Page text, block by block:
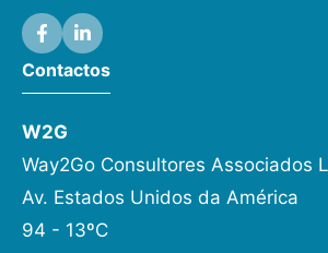
Contactos
W2G
Way2Go Consultores Associados
Av. Estados Unidos da América
94 - 13ºC